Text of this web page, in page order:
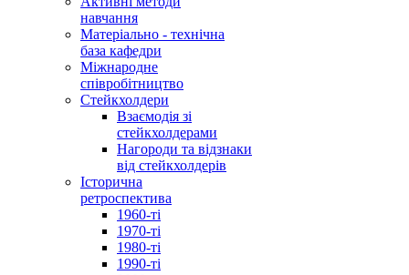
навчання
Матеріально - технічна
база кафедри
Міжнародне
співробітництво
Стейкхолдери
Взаємодія зі
стейкхолдерами
Нагороди та відзнаки
від стейкхолдерів
Історична
ретроспектива
1960-ті
1970-ті
1980-ті
1990-ті